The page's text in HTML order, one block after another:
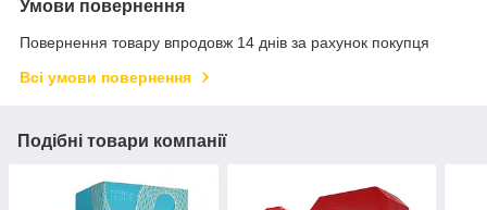
Умови повернення
Повернення товару впродовж 14 днів за рахунок покупця
Всі умови повернення
Подібні товари компанії